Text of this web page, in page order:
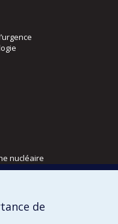
nucléaire
physique
de